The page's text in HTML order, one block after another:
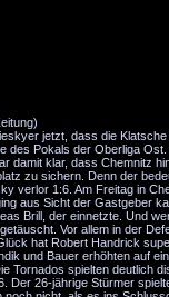
jetzt, dass die
des Pokals der Oberliga
damit klar, dass Chemnitz
zu sichern. Denn der
verlor 1:6. Am Freitag in
aus Sicht der Gastgeber
Brill, der einnetzte. Und
Vor allem in der
hat Robert Handrick
und Bauer erhöhten auf
Tornados spielten deutlich
Der 26-jährige Stürmer